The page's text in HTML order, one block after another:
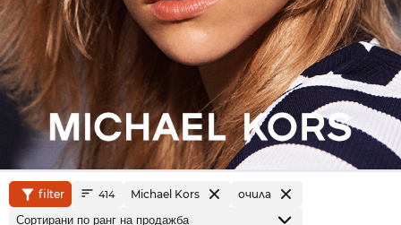
filter 414 Michael Kors очила